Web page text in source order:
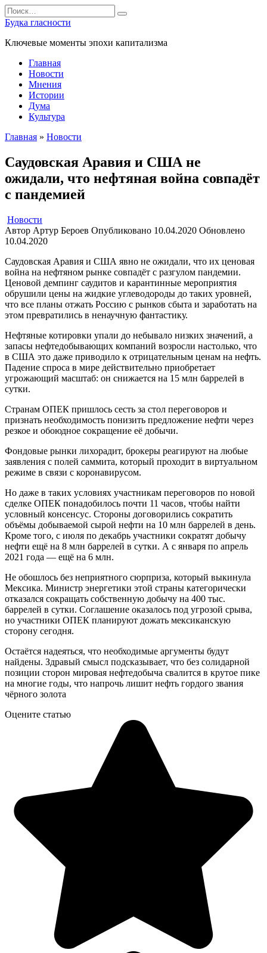
Перейти
к
содержанию
Search
for:
Будка гласности
Ключевые моменты эпохи капитализма
Главная
Новости
Мнения
Истории
Дума
Культура
Главная » Новости
Саудовская Аравия и США не
ожидали, что нефтяная война совпадёт
с пандемией
Новости
Автор Артур Бероев Опубликовано 10.04.2020 Обновлено
10.04.2020
Саудовская Аравия и США явно не ожидали, что их ценовая
война на нефтяном рынке совпадёт с разгулом пандемии.
Ценовой демпинг саудитов и карантинные мероприятия
обрушили цены на жидкие углеводороды до таких уровней,
что все планы отжать Россию с рынков сбыта и заработать на
этом превратились в ненаучную фантастику.
Нефтяные котировки упали до небывало низких значений, а
запасы нефтедобывающих компаний возросли настолько, что
в США это даже приводило к отрицательным ценам на нефть.
Падение спроса в мире действительно приобретает
угрожающий масштаб: он снижается на 15 млн баррелей в
сутки.
Странам ОПЕК пришлось сесть за стол переговоров и
признать необходимость понизить предложение нефти через
резкое и обоюдное сокращение её добычи.
Фондовые рынки лихорадит, брокеры реагируют на любые
заявления с полей саммита, который проходит в виртуальном
режиме в связи с коронавирусом.
Но даже в таких условиях участникам переговоров по новой
сделке ОПЕК понадобилось почти 11 часов, чтобы найти
условный консенсус. Стороны договорились сократить
объёмы добываемой сырой нефти на 10 млн баррелей в день.
Кроме того, с июля по декабрь участники сократят добычу
нефти ещё на 8 млн баррелей в сутки. А с января по апрель
2021 года — ещё на 6 млн.
Не обошлось без неприятного сюрприза, который выкинула
Мексика. Министр энергетики этой страны категорически
отказался сокращать собственную добычу на 400 тыс.
баррелей в сутки. Соглашение оказалось под угрозой срыва,
но участники ОПЕК планируют дожать мексиканскую
сторону сегодня.
Остаётся надеяться, что необходимые аргументы будут
найдены. Здравый смысл подсказывает, что без солидарной
позиции сторон мировая нефтедобыча свалится в крутое пике
на многие годы, что напрочь лишит нефть гордого звания
чёрного золота
Оцените статью